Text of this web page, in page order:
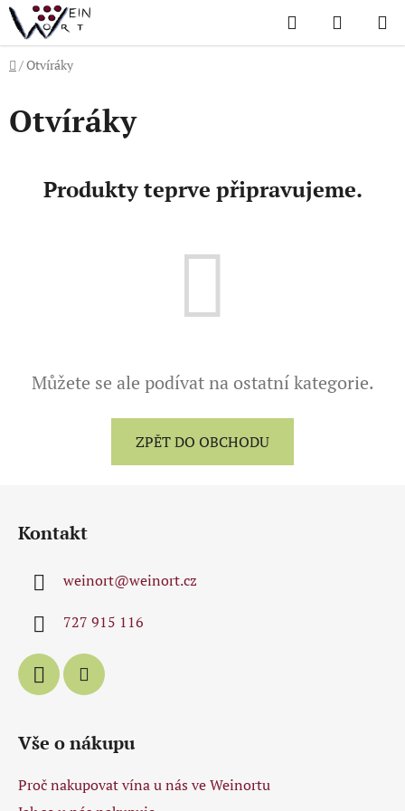
Přejít
na
obsah
Hledat
KOŠÍK
Domů
/Otvíráky
Otvíráky
Produkty teprve připravujeme.
Můžete se ale podívat na ostatní kategorie.
ZPĚT DO OBCHODU
Kontakt
weinort@weinort.cz
727 915 116
Vše o nákupu
Proč nakupovat vína u nás ve Weinortu